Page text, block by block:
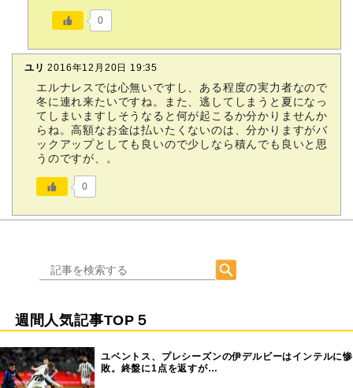
0
ユリ 2016年12月20日 19:35
エルナレスでは心無いですし、ある程度の実力者なので
冬に連れ来たいですね。また、逃してしまうと夏になっ
てしまいますしそうなると何が起こるか分かりませんか
らね。高額なお金は払いたくないのは、分かりますがバ
ックアップとしても良いので少しなら積んでも良いと思
うのですが、。
0
週間人気記事TOP５
ユベントス、プレシーズンの伊デルビーはインテルに惨
敗。終盤に1点を返すが…